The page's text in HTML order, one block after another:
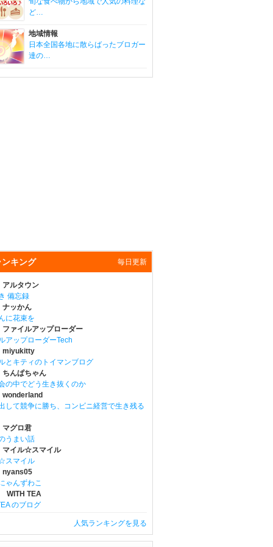
ど…
地域情報
日本全国各地に散らばったブロガー
達の…
毎日更新
キング
ルタウン
備忘録
ッかん
に花束を
ァイルアップローダー
アップローダーTech
とキティのトイマンブログ
んぱちゃん
の中でどう生き抜くのか
して競争に勝ち、コンビニ経営で生き残る
グロ君
うまい話
イル☆スマイル
スマイル
ゃんずわこ
WITH TEA
のブログ
人気ランキングを見る